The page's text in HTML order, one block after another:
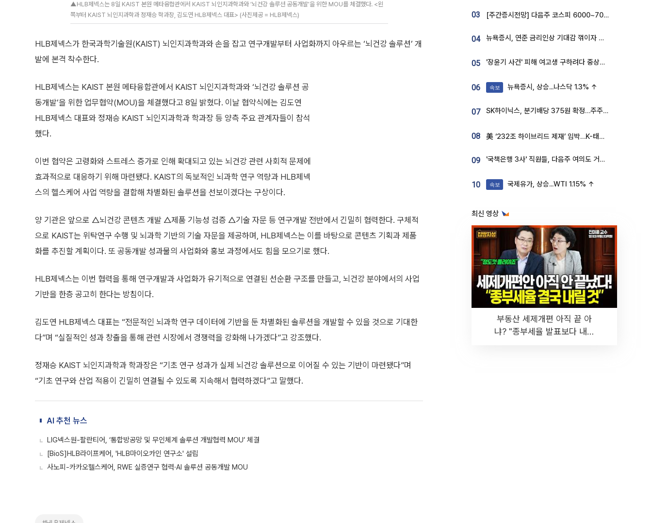
▲HLB제넥스는 8일 KAIST 본원 메타융합관에서 KAIST 뇌인지과학과와 ‘뇌건강 솔루션 공동개발’을 위한 MOU를 체결했다. <왼
쪽부터 KAIST 뇌인지과학과 정재승 학과장, 김도연 HLB제넥스 대표> (사진제공 = HLB제넥스)
HLB제넥스가 한국과학기술원(KAIST) 뇌인지과학과와 손을 잡고 연구개발부터 사업화까지 아우르는 ‘뇌건강 솔루션’ 개
발에 본격 착수한다.
HLB제넥스는 KAIST 본원 메타융합관에서 KAIST 뇌인지과학과와 ‘뇌건강 솔루션 공
동개발’을 위한 업무협약(MOU)을 체결했다고 8일 밝혔다. 이날 협약식에는 김도연
HLB제넥스 대표와 정재승 KAIST 뇌인지과학과 학과장 등 양측 주요 관계자들이 참석
했다.
이번 협약은 고령화와 스트레스 증가로 인해 확대되고 있는 뇌건강 관련 사회적 문제에
효과적으로 대응하기 위해 마련됐다. KAIST의 독보적인 뇌과학 연구 역량과 HLB제넥
스의 헬스케어 사업 역량을 결합해 차별화된 솔루션을 선보이겠다는 구상이다.
양 기관은 앞으로 △뇌건강 콘텐츠 개발 △제품 기능성 검증 △기술 자문 등 연구개발 전반에서 긴밀히 협력한다. 구체적
으로 KAIST는 위탁연구 수행 및 뇌과학 기반의 기술 자문을 제공하며, HLB제넥스는 이를 바탕으로 콘텐츠 기획과 제품
화를 추진할 계획이다. 또 공동개발 성과물의 사업화와 홍보 과정에서도 힘을 모으기로 했다.
HLB제넥스는 이번 협력을 통해 연구개발과 사업화가 유기적으로 연결된 선순환 구조를 만들고, 뇌건강 분야에서의 사업
기반을 한층 공고히 한다는 방침이다.
김도연 HLB제넥스 대표는 “전문적인 뇌과학 연구 데이터에 기반을 둔 차별화된 솔루션을 개발할 수 있을 것으로 기대한
다”며 “실질적인 성과 창출을 통해 관련 시장에서 경쟁력을 강화해 나가겠다”고 강조했다.
정재승 KAIST 뇌인지과학과 학과장은 “기초 연구 성과가 실제 뇌건강 솔루션으로 이어질 수 있는 기반이 마련됐다”며
“기초 연구와 산업 적용이 긴밀히 연결될 수 있도록 지속해서 협력하겠다”고 말했다.
AI 추천 뉴스
LIG넥스원-팔란티어, ‘통합방공망 및 무인체계 솔루션 개발협력 MOU’ 체결
[BioS]HLB라이프케어, 'HLB마이오카인 연구소' 설립
사노피-카카오헬스케어, RWE 실증연구 협력·AI 솔루션 공동개발 MOU
03 [주간증시전망] 다음주 코스피 6000~7000⋯“外人 수급은 정책이 변수”
04 뉴욕증시, 연준 금리인상 기대감 꺾이자 상승...S&P500 사상 최고치 [종합]
05 '장윤기 사건' 피해 여고생 구하려다 중상…고교생 의상자 지정
06 속보 뉴욕증시, 상승...나스닥 1.3% ↑
07 SK하이닉스, 분기배당 375원 확정…주주환원책 9월로 앞당겨 발표
08 美 ‘232조 하이브리드 제재’ 임박…K-태양광, 불확실성 털고 날개 다나
09 '국책은행 3사' 직원들, 다음주 여의도 거리 나서는 까닭은
10 속보 국제유가, 상승...WTI 1.15% ↑
최신 영상
부동산 세제개편 아직 끝 아
냐? "종부세율 발표보다 내릴